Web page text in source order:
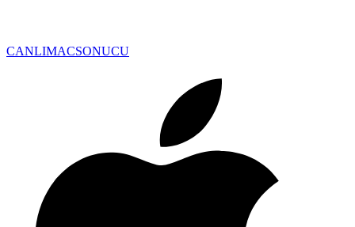
CANLIMACSONUCU